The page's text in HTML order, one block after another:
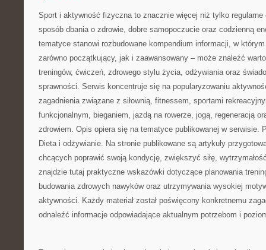
Sport i aktywność fizyczna to znacznie więcej niż tylko
sposób dbania o zdrowie, dobre samopoczucie oraz codzienną
tematyce stanowi rozbudowane kompendium informacji, w
zarówno początkujący, jak i zaawansowany – może znaleźć
treningów, ćwiczeń, zdrowego stylu życia, odżywiania oraz
sprawności. Serwis koncentruje się na popularyzowaniu
zagadnienia związane z siłownią, fitnessem, sportami
funkcjonalnym, bieganiem, jazdą na rowerze, jogą, regeneracją
zdrowiem. Opis opiera się na tematyce publikowanej w serwisie.
Dieta i odżywianie. Na stronie publikowane są artykuły
chcących poprawić swoją kondycję, zwiększyć siłę,
znajdzie tutaj praktyczne wskazówki dotyczące planowania
budowania zdrowych nawyków oraz utrzymywania wysokiej
aktywności. Każdy materiał został poświęcony konkretnemu
odnaleźć informacje odpowiadające aktualnym potrzebom i